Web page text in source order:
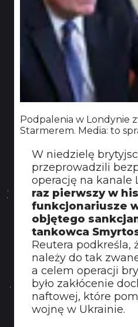
Podpalenia w Londynie
Starmerem. Media: to
W niedzielę
przeprowadzili
operację na kanale
raz pierwszy w
funkcjonariusze
objętego
tankowca
Reutera podkreśla,
należy do tak
a celem operacji
było zakłócenie
naftowej, które
wojnę w Ukrainie.